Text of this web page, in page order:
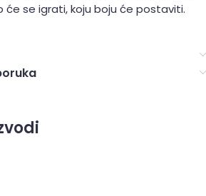
će se igrati, koju boju će postaviti.